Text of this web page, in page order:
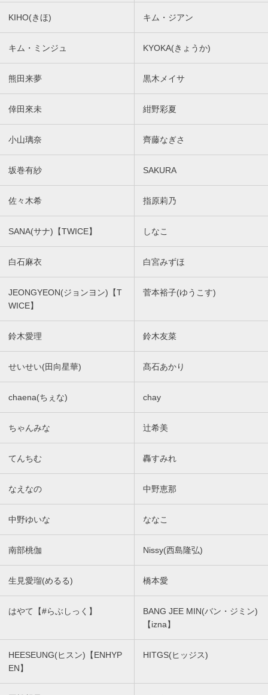
KIHO(きほ) キム・ジアン
キム・ミンジュ KYOKA(きょうか)
熊田来夢 黒木メイサ
倖田來未 紺野彩夏
小山璃奈 齊藤なぎさ
坂巻有紗 SAKURA
佐々木希 指原莉乃
SANA(サナ)【TWICE】 しなこ
白石麻衣 白宮みずほ
JEONGYEON(ジョンヨン)【T
WICE】
菅本裕子(ゆうこす)
鈴木愛理 鈴木友菜
せいせい(田向星華) 髙石あかり
chaena(ちぇな) chay
ちゃんみな 辻希美
てんちむ 轟すみれ
なえなの 中野恵那
中野ゆいな ななこ
南部桃伽 Nissy(西島隆弘)
生見愛瑠(めるる) 橋本愛
はやて【#らぶしっく】
BANG JEE MIN(バン・ジミン)
【izna】
HEESEUNG(ヒスン)【ENHYP
EN】
HITGS(ヒッジス)